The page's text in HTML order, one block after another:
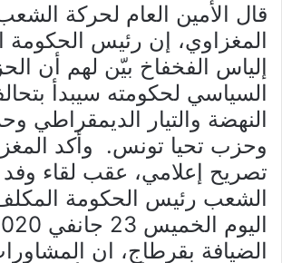
قال الأمين العام لحركة
المغزاوي، إن رئيس الحكومة
إلياس الفخفاخ بيّن لهم أن
السياسي لحكومته سيبدأ
النهضة والتيار الديمقراطي
وحزب تحيا تونس. وأكد
تصريح إعلامي، عقب لقاء
الشعب رئيس الحكومة
الضيافة بقرطاج، ان